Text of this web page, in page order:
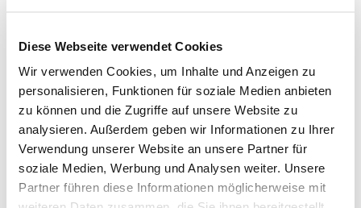
Diese Webseite verwendet Cookies
Wir verwenden Cookies, um Inhalte und Anzeigen zu
personalisieren, Funktionen für soziale Medien anbieten
zu können und die Zugriffe auf unsere Website zu
analysieren. Außerdem geben wir Informationen zu Ihrer
Verwendung unserer Website an unsere Partner für
soziale Medien, Werbung und Analysen weiter. Unsere
Partner führen diese Informationen möglicherweise mit
ersten Anwendung leicht anzuziehen, damit eine leicht
gerissene Oberfläche die Freisetzung des Wirkstoffs
erleichtert. Das Halsband sollte angebracht, aber nicht zu fest
angezogen sein. Obwohl es in vielen Fällen keine
Kontraindikationen für das Benetzen des Halsbandes gibt, ist
es besser, das Halsband vor dem Baden auszuziehen,
besonders wenn Sie häufig baden. Sie sollten auf die
Sauberkeit des Halsbandes achten, denn es funktioniert viel
weniger gut wenn es verschmutzt ist.Foresto-Halsband
die populärsten, und der Hersteller garantiert ihre
Wirksamkeit.